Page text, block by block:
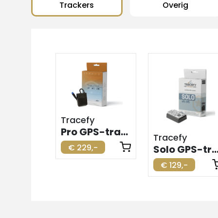
Trackers Overig
Tracefy
Pro GPS-tracker voor elektrische fiets
€ 229,-
Tracefy
Solo GPS-tracker
€ 129,-